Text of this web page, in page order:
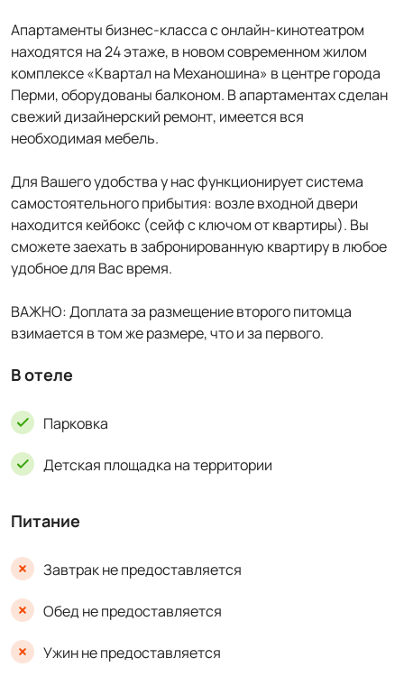
Апартаменты бизнес-класса с онлайн-кинотеатром
находятся на 24 этаже, в новом современном жилом
комплексе «Квартал на Механошина» в центре города
Перми, оборудованы балконом. В апартаментах сделан
свежий дизайнерский ремонт, имеется вся
необходимая мебель.
Для Вашего удобства у нас функционирует система
самостоятельного прибытия: возле входной двери
находится кейбокс (сейф с ключом от квартиры). Вы
сможете заехать в забронированную квартиру в любое
удобное для Вас время.
ВАЖНО: Доплата за размещение второго питомца
взимается в том же размере, что и за первого.
В отеле
Парковка
Детская площадка на территории
Питание
Завтрак не предоставляется
Обед не предоставляется
Ужин не предоставляется